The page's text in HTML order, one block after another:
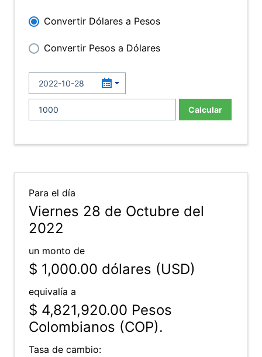
Convertir Dólares a Pesos
Convertir Pesos a Dólares
Calcular
Para el día
Viernes 28 de Octubre del
2022
un monto de
$ 1,000.00 dólares (USD)
equivalía a
$ 4,821,920.00 Pesos
Colombianos (COP).
Tasa de cambio: